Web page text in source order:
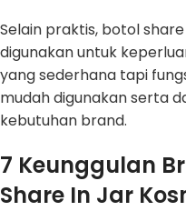
Selain praktis, botol
digunakan untuk
yang sederhana tapi
mudah digunakan serta
kebutuhan brand.
7 Keunggulan
Share In Jar